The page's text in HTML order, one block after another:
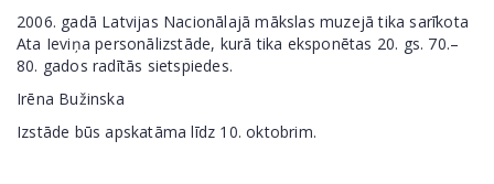
2006. gadā Latvijas Nacionālajā mākslas muzejā tika sarīkota
Ata Ieviņa personālizstāde, kurā tika eksponētas 20. gs. 70.–
80. gados radītās sietspiedes.
Irēna Bužinska
Izstāde būs apskatāma līdz 10. oktobrim.